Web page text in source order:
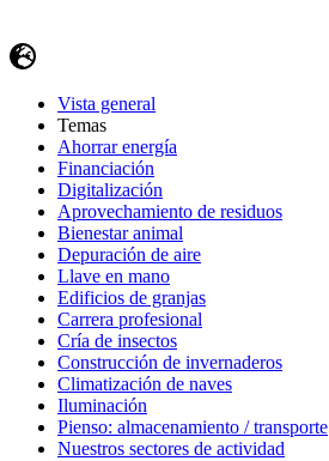
Vista general
Temas
Ahorrar energía
Financiación
Digitalización
Aprovechamiento de residuos
Bienestar animal
Depuración de aire
Llave en mano
Edificios de granjas
Carrera profesional
Cría de insectos
Construcción de invernaderos
Climatización de naves
Iluminación
Pienso: almacenamiento / transporte
Nuestros sectores de actividad